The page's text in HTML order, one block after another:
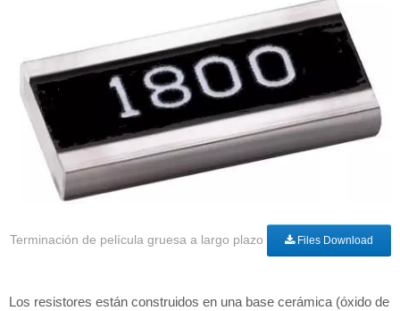
Terminación de película gruesa a largo plazo Files Download
Los resistores están construidos en una base cerámica (óxido de